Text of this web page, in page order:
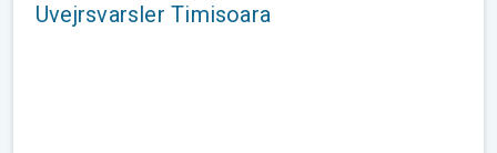
Uvejrsvarsler Timisoara